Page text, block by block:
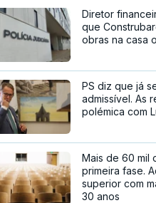
Diretor
que
obras na casa
PS diz que já
admissível. As
polémica com
Mais de 60 mil
primeira fase.
superior com
30 anos